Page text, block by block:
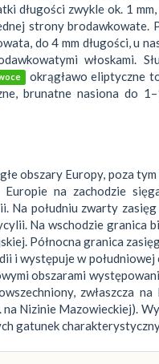
długości zwykle ok. 1
strony brodawkowate.
do 4 mm długości, u
włoskami.
okrągławo eliptyczne
brunatne nasiona do
obszary Europy, poza
Europie na zachodzie
Na południu zwarty
Na wschodzie granica
Północna granica
i występuje w
obszarami
zwłaszcza na
na Nizinie Mazowieckiej).
gatunek